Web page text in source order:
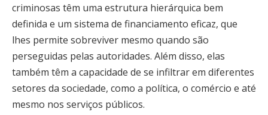
criminosas têm uma estrutura hierárquica bem
definida e um sistema de financiamento eficaz, que
lhes permite sobreviver mesmo quando são
perseguidas pelas autoridades. Além disso, elas
também têm a capacidade de se infiltrar em diferentes
setores da sociedade, como a política, o comércio e até
mesmo nos serviços públicos.